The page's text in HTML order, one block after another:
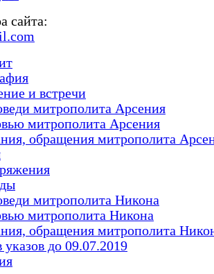
сайта:
и встречи
митрополита Арсения
митрополита Арсения
обращения митрополита
митрополита Никона
митрополита Никона
обращения митрополита
указов до 09.07.2019